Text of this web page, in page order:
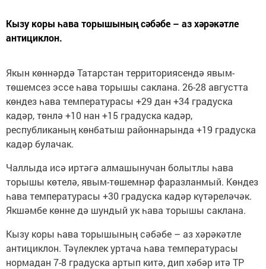
Кызу коры һава торышының сәбәбе – аз хәрәкәтле
антициклон.
Якын көннәрдә Татарстан территориясендә явым-
төшемсез эссе һава торышы саклана. 26-28 августта
көндез һава температурасы +29 дан +34 градуска
кадәр, төнлә +10 нан +15 градуска кадәр,
республиканың көнбатыш районнарында +19 градуска
кадәр булачак.
Чаллыда исә иртәгә алмашынучан болытлы һава
торышы көтелә, явым-төшемнәр фаразланмый. Көндез
һава температурасы +30 градуска кадәр күтәреләчәк.
Якшәмбе көнне дә шундый ук һава торышы саклана.
Кызу коры һава торышының сәбәбе – аз хәрәкәтле
антициклон. Тәүлеклек уртача һава температурасы
нормадан 7-8 градуска артып китә, дип хәбәр итә ТР